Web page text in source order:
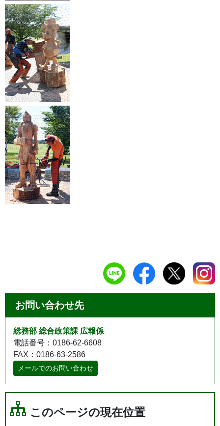
お問い合わせ先
総務部 総合政策課 広報係
電話番号：0186-62-6608
FAX：0186-63-2586
メールでのお問い合わせ
このページの現在位置